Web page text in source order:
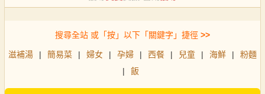
搜尋全站 或「按」以下「關鍵字」捷徑 >>
滋補湯 | 簡易菜 | 婦女 | 孕婦 | 西餐 | 兒童 | 海鮮 |
粉麵
|
飯